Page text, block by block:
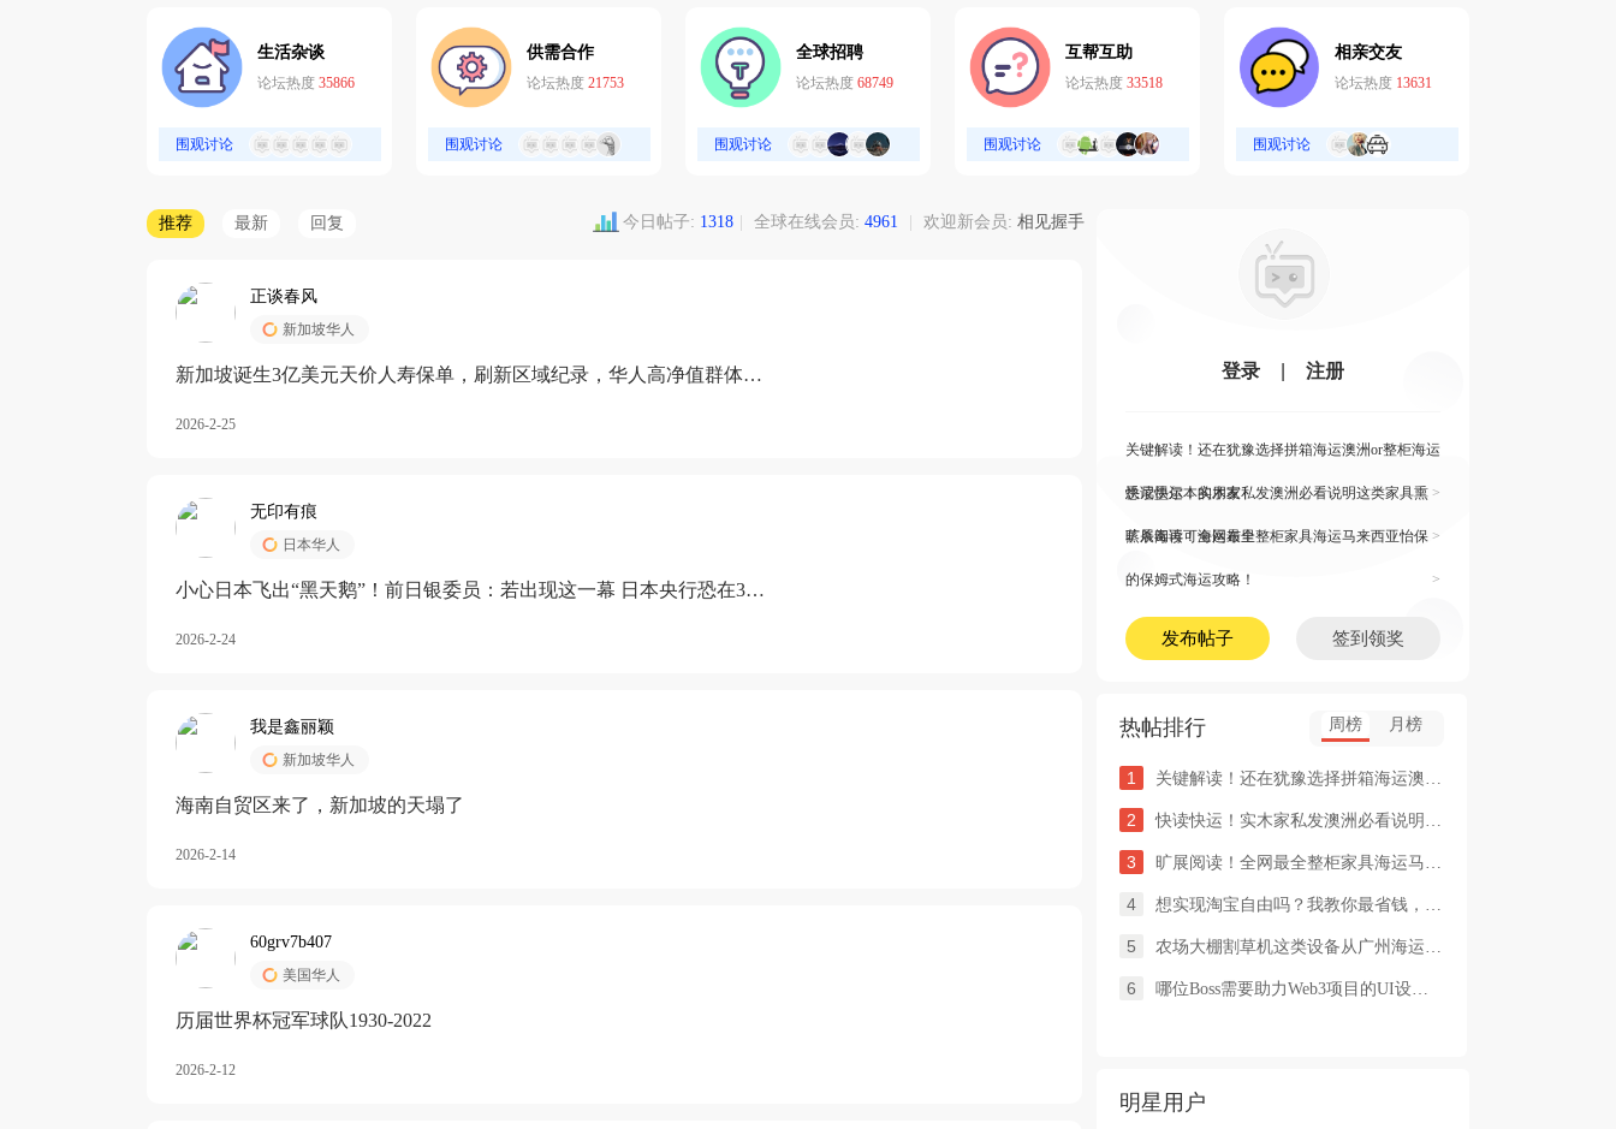
生活杂谈
论坛热度 35866
围观讨论
供需合作
论坛热度 21753
围观讨论
全球招聘
论坛热度 68749
围观讨论
互帮互助
论坛热度 33518
围观讨论
相亲交友
论坛热度 13631
围观讨论
推荐 最新 回复 今日帖子: 1318 全球在线会员: 4961 欢迎新会员: 相见握手
正谈春风
新加坡华人
新加坡诞生3亿美元天价人寿保单，刷新区域纪录，华人高净值群体成
2026-2-25
无印有痕
日本华人
小心日本飞出“黑天鹅”！前日银委员：若出现这一幕 日本央行恐在3月
2026-2-24
我是鑫丽颖
新加坡华人
海南自贸区来了，新加坡的天塌了
2026-2-14
60grv7b407
美国华人
历届世界杯冠军球队1930-2022
2026-2-12
登录 注册
关键解读！还在犹豫选择拼箱海运澳洲or整柜海运
悉尼墨尔本的朋友 >
快读快运！实木家私发澳洲必看说明这类家具熏
蒸杀毒再可海运布里 >
旷展阅读！全网最全整柜家具海运马来西亚怡保
的保姆式海运攻略！ >
发布帖子 签到领奖
热帖排行 周榜 月榜
1 关键解读！还在犹豫选择拼箱海运澳洲or整柜海运悉尼墨尔本的朋友
2 快读快运！实木家私发澳洲必看说明这类家具熏蒸杀毒再可海运布里
3 旷展阅读！全网最全整柜家具海运马来西亚怡保的保姆式海运攻略！
4 想实现淘宝自由吗？我教你最省钱，最方便的方法
5 农场大棚割草机这类设备从广州海运到澳洲堪培拉过海关需要提供什
6 哪位Boss需要助力Web3项目的UI设计，或qian
明星用户